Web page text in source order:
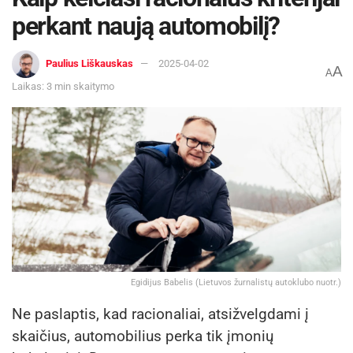
perkant naują automobilį?
Paulius Liškauskas
2025-04-02
Laikas: 3 min skaitymo
AA
Egidijus Babelis (Lietuvos žurnalistų autoklubo nuotr.)
Ne paslaptis, kad racionaliai, atsižvelgdami į
skaičius, automobilius perka tik įmonių